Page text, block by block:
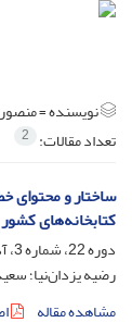
نویسنده =
تعداد مقالات: 2
ساختار و
کتابخانه‌های کشور
دوره 22، شماره 3، آذر 1390، صفحه
رضیه یزدان‌نیا؛
مشاهده مقاله